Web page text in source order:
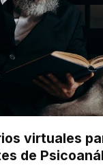
virtuales
de